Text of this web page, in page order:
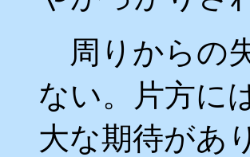
周りからの
ない。片方に
大な期待があ